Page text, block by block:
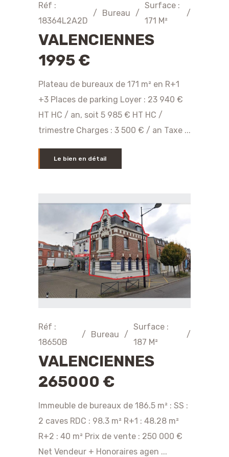
Réf :
18364L2A2D
/ Bureau /
Surface :
171 M²
/
VALENCIENNES
1995 €
Plateau de bureaux de 171 m² en R+1
+3 Places de parking Loyer : 23 940 €
HT HC / an, soit 5 985 € HT HC /
trimestre Charges : 3 500 € / an Taxe ...
Le bien en détail
Réf :
18650B
/ Bureau /
Surface :
187 M²
/
VALENCIENNES
265000 €
Immeuble de bureaux de 186.5 m² : SS :
2 caves RDC : 98.3 m² R+1 : 48.28 m²
R+2 : 40 m² Prix de vente : 250 000 €
Net Vendeur + Honoraires agen ...